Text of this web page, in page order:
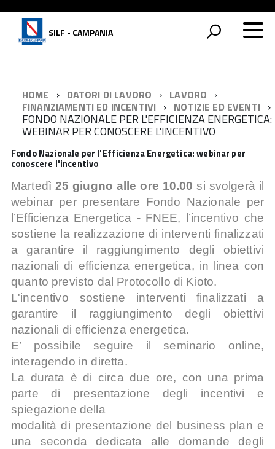
SILF - CAMPANIA
HOME DATORI DI LAVORO
LAVORO
FINANZIAMENTI ED INCENTIVI
NOTIZIE ED EVENTI
FONDO NAZIONALE PER L'EFFICIENZA ENERGETICA:
WEBINAR PER CONOSCERE L'INCENTIVO
Fondo Nazionale per l'Efficienza Energetica: webinar per
conoscere l'incentivo
Martedì 25 giugno alle ore 10.00 si svolgerà il
webinar per presentare Fondo Nazionale per
l’Efficienza Energetica - FNEE, l’incentivo che
sostiene la realizzazione di interventi finalizzati
a garantire il raggiungimento degli obiettivi
nazionali di efficienza energetica, in linea con
quanto previsto dal Protocollo di Kioto.
L'incentivo sostiene interventi finalizzati a
garantire il raggiungimento degli obiettivi
nazionali di efficienza energetica.
E’ possibile seguire il seminario online,
interagendo in diretta.
La durata è di circa due ore, con una prima
parte di presentazione degli incentivi e
spiegazione della
modalità di presentazione del business plan e
una seconda dedicata alle domande degli